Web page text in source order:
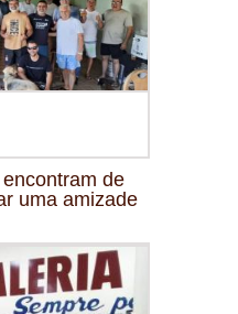
de
uma amizade